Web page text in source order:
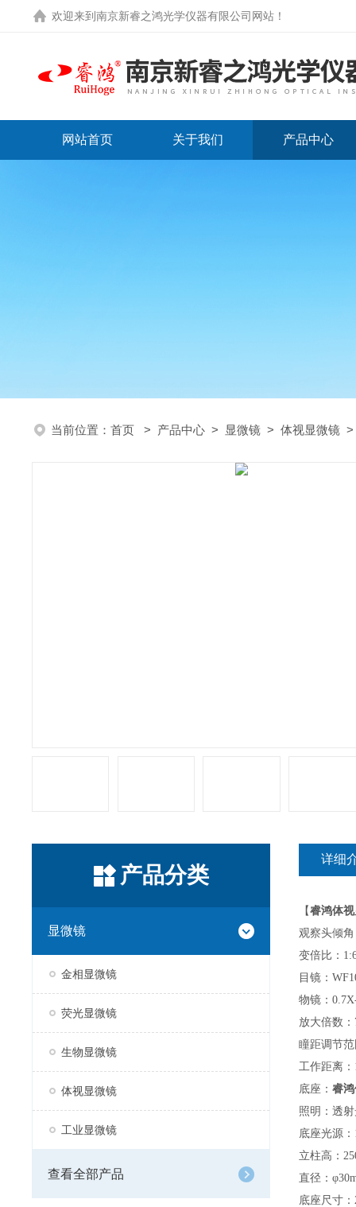
欢迎来到 南京新睿之鸿光学仪器有限公司网站 ！
网站首页 关于我们 产品中心
当前位置： 首页 > 产品中心 > 显微镜 > 体视显微镜 >
产品分类
显微镜
金相显微镜
荧光显微镜
生物显微镜
体视显微镜
工业显微镜
查看全部产品
详细
【睿鸿体
观察头倾
变倍比：
目镜：
物镜：
放大倍数
瞳距调节范
工作距离：
底座： 睿
照明：透
底座光源
立柱高：
直径：
底座尺寸：